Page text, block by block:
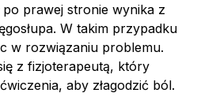
po prawej stronie wynika z
W takim przypadku
w rozwiązaniu problemu.
z fizjoterapeutą, który
aby złagodzić ból.